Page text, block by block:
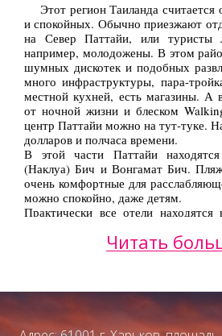
Этот регион Таиланда
и спокойных. Обычно приезжают
на Север Паттайи, или туристы
например, молодожены. В этом
шумных дискотек и подобных
много инфраструктуры, пара-
местной кухней, есть магазины. А
от ночной жизни и блеском
центр Паттайи можно на тут-туке.
долларов и полчаса времени.
В этой части Паттайи
(Наклуа) Бич и Вонгамат Бич.
очень комфортные для
можно спокойно, даже детям.
Практически все отели находятся
не найти. Номера все хорошо
гостиницы соответствуют
2. Центральная
жизни всего
Читать